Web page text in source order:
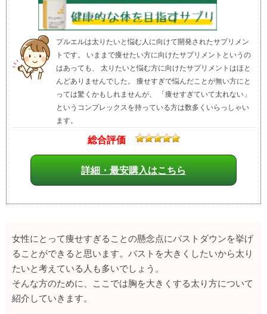
プルエルは太りたいと悩む人に向けて開発されたサプリメン
トです。 いままで痩せたい方に向けたサプリメントというの
はあっても、 太りたいと悩む方に向けたサプリメントはほと
んどありませんでした。 痩せすぎで悩んだことが無い方にと
っては驚くかもしれませんが、 「痩せすぎていて太れない」
というコンプレックスを持っている方は数多くいらっしゃい
ます。
総合評価
詳細・最安購入はこちら
女性にとって痩せすぎることの懸念点にバストダウンを挙げ
ることができると思います。バストを大きくしたいから太り
たいと考えている人も多いでしょう。
そんな方のために、ここでは胸を大きくする太り方について
紹介していきます。